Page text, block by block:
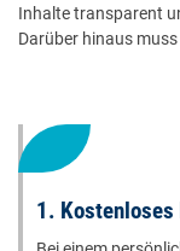
Inhalte transparent
Darüber hinaus
1.